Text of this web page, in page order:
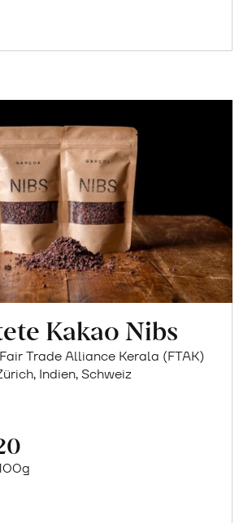
Kakao Nibs
Trade Alliance Kerala (FTAK)
Indien, Schweiz